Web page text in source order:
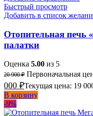
Быстрый просмотр
Добавить в список
Отопительная печь
палатки
Оценка 5.00 из 5
20 900₽ Первоначальная
000 ₽Текущая цена: 19
В корзину
-9%